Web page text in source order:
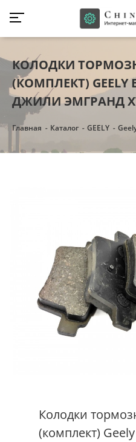
КОЛОДКИ
(КОМПЛЕКТ) GEELY
ДЖИЛИ ЭМГРАНД
Главная Каталог GEELY
Колодки
(комплект)